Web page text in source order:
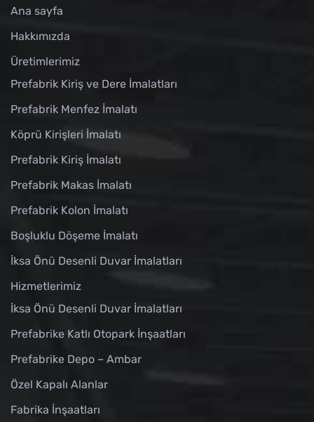
Ana sayfa
Hakkımızda
Üretimlerimiz
Prefabrik Kiriş ve Dere İmalatları
Prefabrik Menfez İmalatı
Köprü Kirişleri İmalatı
Prefabrik Kiriş İmalatı
Prefabrik Makas İmalatı
Prefabrik Kolon İmalatı
Boşluklu Döşeme İmalatı
İksa Önü Desenli Duvar İmalatları
Hizmetlerimiz
İksa Önü Desenli Duvar İmalatları
Prefabrike Katlı Otopark İnşaatları
Prefabrike Depo – Ambar
Özel Kapalı Alanlar
Fabrika İnşaatları